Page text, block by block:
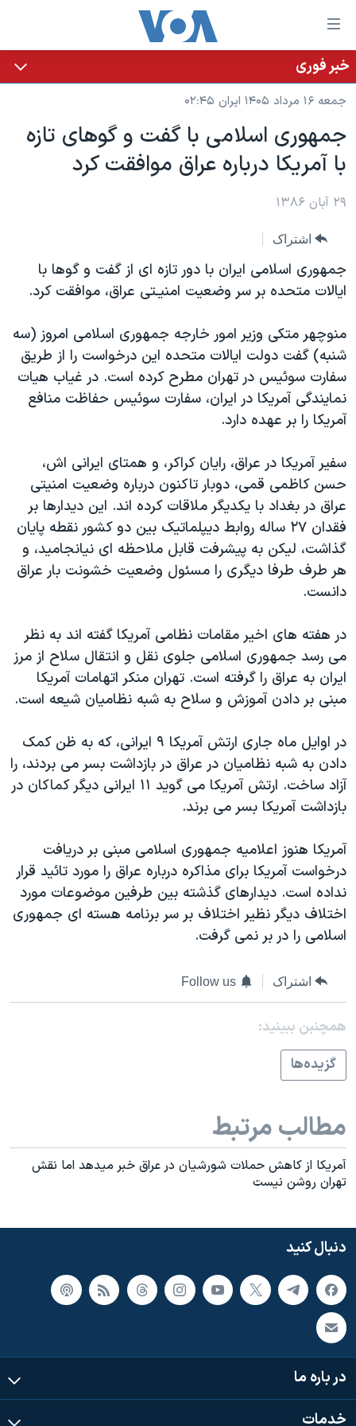
لینکهای
قابل
دسترسی
جهش
محتوای
اصلی
جهش
به
اصلی
جهش
به
خانه
نسخه سبک وب‌سایت
موضوع ها
ایران
آمریکا
گزیده‌ها
ویدیوها
فرهنگ و زندگی
حقوق شهروندی
اقتصادی
علم و فناوری
اسرائیل در جنگ
گالری عکس
آرشیو پخش زنده
برنامه های تلویزیونی
جدول برنامه ها
صفحه‌های ویژه
عملیات خشم حماسی
بایگانی برنامه‌های تلویزیونی
مستندها
انتخابات ریاست جمهوری آمریکا ۲۰۲۴
حمله جمهوری اسلامی به اسرائیل
رمز مهسا
ورزش زنان در ایران
اعتراضات زن، زندگی، آزادی
مجموعه مستندهای دادخواهی
تریبونال مردمی آبان ۹۸
چهل سال گروگان‌گیری
قانون شفافیت دارائی کادر رهبری ایران
اعتراضات مردمی آبان ۹۸
نرگس محمدی برنده جایزه نوبل صلح
همایش محافظه‌کاران آمریکا «سی‌پک»
صفحه‌های ویژه
پخش رادیویی
یادگیری زبان انگلیسی
دنبال کنید
زبانهای مختلف
خبر فوری
جمعه ۱۶ مرداد ۱۴۰۵ ایران ۰۲:۴۵
جمهوری اسلامی با گفت و گوهای تازه
با آمريکا درباره عراق موافقت کرد
۲۹ آبان ۱۳۸۶
اشتراک
جمهوری اسلامی ايران با دور تازه ای از گفت و گوها با
ايالات متحده بر سر وضعيت امنيـتی عراق، موافقت کرد.
منوچهر متکی وزير امور خارجه جمهوری اسلامی امروز (سه
شنبه) گفت دولت ايالات متحده اين درخواست را از طريق
سفارت سوئيس در تهران مطرح کرده است. در غياب هيات
نمايندگی آمريکا در ايران، سفارت سوئيس حفاظت منافع
آمريکا را بر عهده دارد.
سفير آمريکا در عراق، رايان کراکر، و همتای ايرانی اش،
حسن کاظمی قمی، دوبار تاکنون درباره وضعيت امنيتی
عراق در بغداد با يکديگر ملاقات کرده اند. اين ديدارها بر
فقدان ۲۷ ساله روابط ديپلماتيک بين دو کشور نقطه پايان
گذاشت، ليکن به پيشرفت قابل ملاحظه ای نيانجاميد، و
هر طرف طرفا ديگری را مسئول وضعيت خشونت بار عراق
دانست.
در هفته های اخير مقامات نظامی آمريکا گفته اند به نظر
می رسد جمهوری اسلامی جلوی نقل و انتقال سلاح از مرز
ايران به عراق را گرفته است. تهران منکر اتهامات آمريکا
مبنی بر دادن آموزش و سلاح به شبه نظاميان شيعه است.
در اوايل ماه جاری ارتش آمريکا ۹ ايرانی، که به ظن کمک
دادن به شبه نظاميان در عراق در بازداشت بسر می بردند، را
آزاد ساخت. ارتش آمريکا می گويد ۱۱ ايرانی ديگر کماکان در
بازداشت آمريکا بسر می برند.
آمريکا هنوز اعلاميه جمهوری اسلامی مبنی بر دريافت
درخواست آمريکا برای مذاکره درباره عراق را مورد تائيد قرار
نداده است. ديدارهای گذشته بين طرفين موضوعات مورد
اختلاف ديگر نظير اختلاف بر سر برنامه هسته ای جمهوری
اسلامی را در بر نمی گرفت.
اشتراک Follow us
همچنبن ببینید:
گزيده‌ها
مطالب مرتبط
آمريکا از کاهش حملات شورشيان در عراق خبر ميدهد اما نقش
تهران روشن نيست
دنبال کنید
در باره ما
خدمات